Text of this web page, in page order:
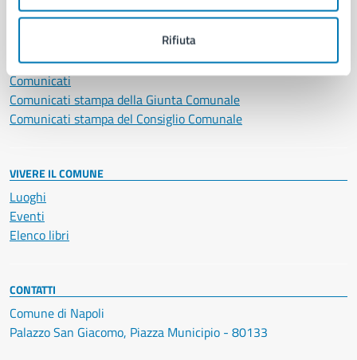
Rifiuta
NOVITÀ
Avvisi
Comunicati
Comunicati stampa della Giunta Comunale
Comunicati stampa del Consiglio Comunale
VIVERE IL COMUNE
Luoghi
Eventi
Elenco libri
CONTATTI
Comune di Napoli
Palazzo San Giacomo, Piazza Municipio - 80133